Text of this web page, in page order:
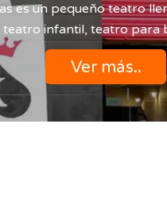
es un pequeño teatro
teatro infantil, teatro para
Ver más..